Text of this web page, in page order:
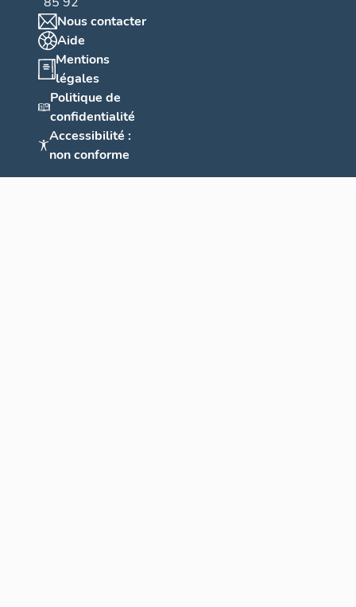
Nous contacter
Aide
Mentions
légales
Politique de
confidentialité
Accessibilité :
non conforme